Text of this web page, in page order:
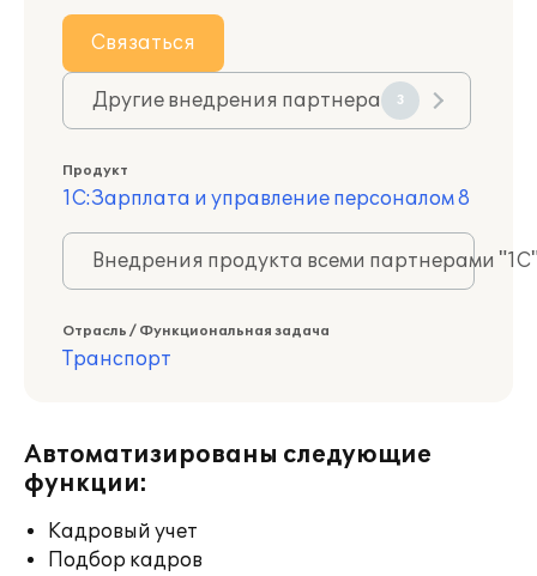
Связаться
Другие внедрения партнера 3
Продукт
1С:Зарплата и управление персоналом 8
Внедрения продукта всеми партнерами
Отрасль / Функциональная задача
Транспорт
Автоматизированы следующие
функции:
Кадровый учет
Подбор кадров